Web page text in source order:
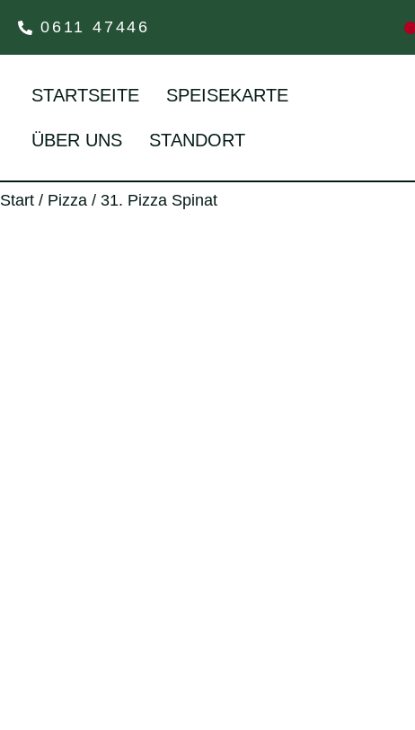
0611 47446
STARTSEITE SPEISEKARTE
ÜBER UNS STANDORT
Start / Pizza / 31. Pizza Spinat